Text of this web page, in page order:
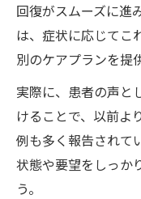
回復がスムーズに進
は、症状に応じてこ
別のケアプランを提
実際に、患者の声と
けることで、以前よ
例も多く報告されて
状態や要望をしっか
う。